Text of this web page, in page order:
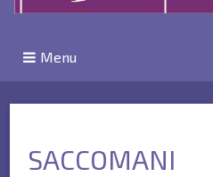
Menu
SACCOMANI